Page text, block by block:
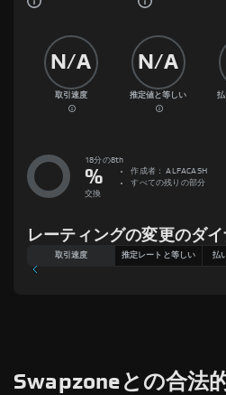
N/A
取引速度
N/A
推定値と等しい
18分の8th
%
交換
作成者：
ALFACASH
すべての残りの部分
レーティングの変更のダ
取引速度 推定レートと等しい 払
Swapzoneとの合法